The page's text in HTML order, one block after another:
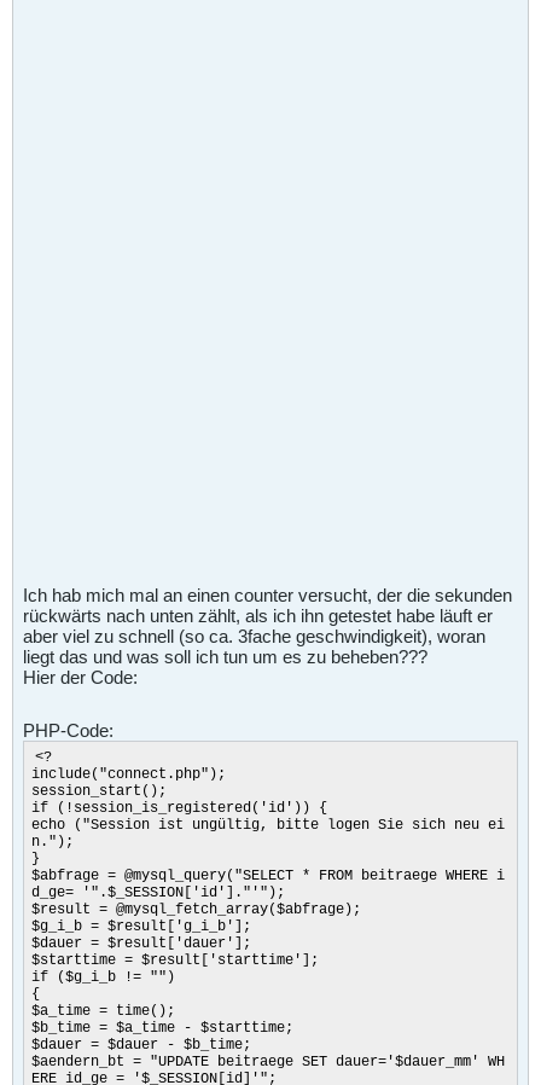
Ich hab mich mal an einen counter versucht, der die sekunden
rückwärts nach unten zählt, als ich ihn getestet habe läuft er
aber viel zu schnell (so ca. 3fache geschwindigkeit), woran
liegt das und was soll ich tun um es zu beheben???
Hier der Code:
PHP-Code:
<?
include("connect.php");
session_start();
if (!session_is_registered('id')) {
echo ("Session ist ungültig, bitte logen Sie sich neu ei
n.");
}
$abfrage = @mysql_query("SELECT * FROM beitraege WHERE i
d_ge= '".$_SESSION['id']."'");
$result = @mysql_fetch_array($abfrage);
$g_i_b = $result['g_i_b'];
$dauer = $result['dauer'];
$starttime = $result['starttime'];
if ($g_i_b != "")
{
$a_time = time();
$b_time = $a_time - $starttime;
$dauer = $dauer - $b_time;
$aendern_bt = "UPDATE beitraege SET dauer='$dauer_mm' WH
ERE id_ge = '$_SESSION[id]'";